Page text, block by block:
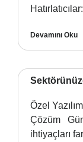
Hatırlatıcılar:
Devamını Oku
Özel
Çözüm
ihtiyaçları